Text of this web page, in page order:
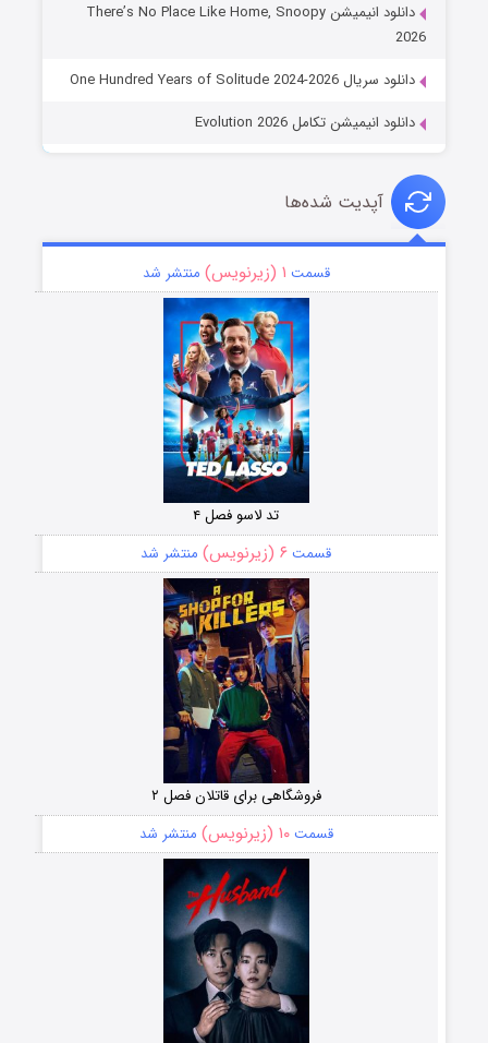
دانلود انیمیشن There’s No Place Like Home, Snoopy
2026
دانلود سریال One Hundred Years of Solitude 2024-2026
دانلود انیمیشن تکامل Evolution 2026
آپدیت شده‌ها
قسمت ۱ (زیرنویس) منتشر شد
تد لاسو فصل ۴
قسمت ۶ (زیرنویس) منتشر شد
فروشگاهی برای قاتلان فصل ۲
قسمت۱۰ (زیرنویس) منتشر شد